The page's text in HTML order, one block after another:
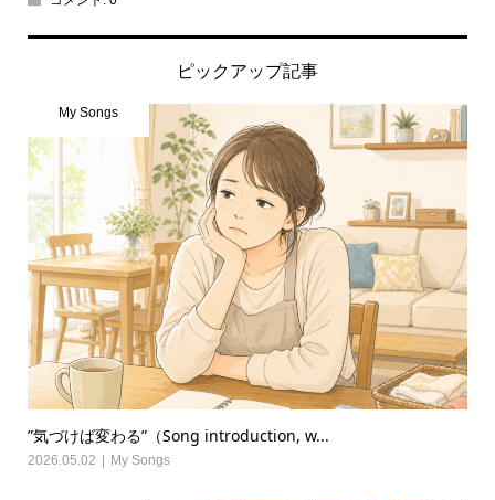
ピックアップ記事
My Songs
”気づけば変わる”（Song introduction, w...
2026.05.02 My Songs